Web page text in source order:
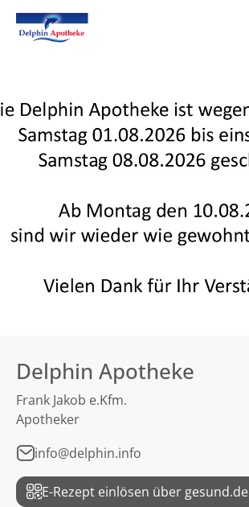
Delphin Apotheke
Frank Jakob e.Kfm.
Apotheker
info@delphin.info
E-Rezept einlösen über gesund.de